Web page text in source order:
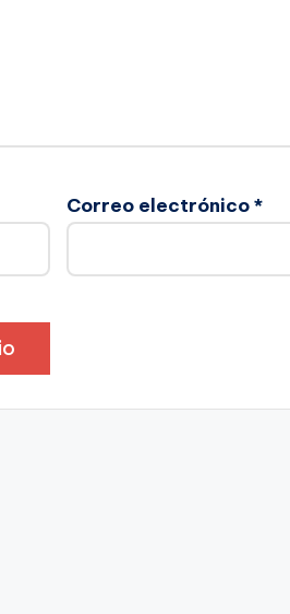
Correo electrónico*